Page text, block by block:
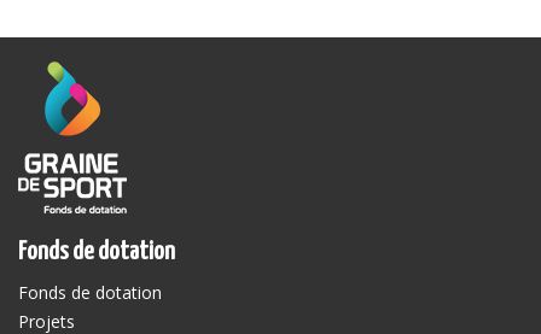
Fonds de dotation
Fonds de dotation
Projets